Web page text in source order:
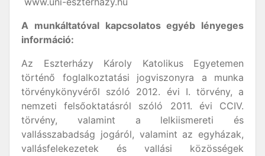
A munkáltatóval kapcsolatos egyéb lényeges
információ:
Az Eszterházy Károly Katolikus Egyetemen
történő foglalkoztatási jogviszonyra a munka
törvénykönyvéről szóló 2012. évi I. törvény, a
nemzeti felsőoktatásról szóló 2011. évi CCIV.
törvény, valamint a lelkiismereti és
vallásszabadság jogáról, valamint az egyházak,
vallásfelekezetek és vallási közösségek